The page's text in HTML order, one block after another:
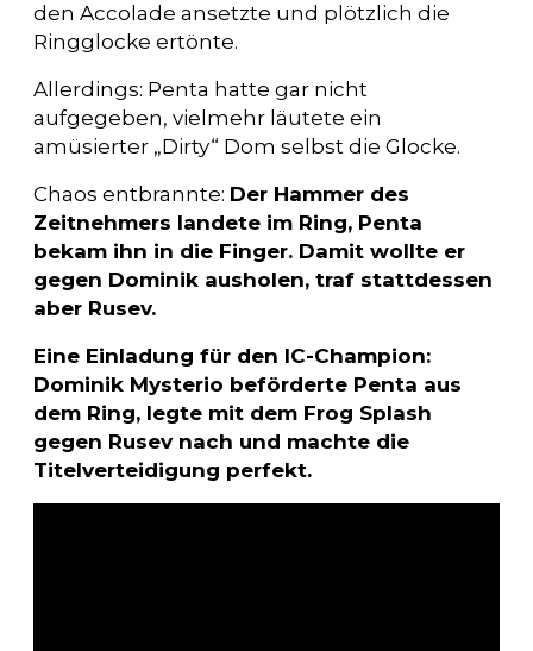
den Accolade ansetzte und plötzlich die
Ringglocke ertönte.
Allerdings: Penta hatte gar nicht
aufgegeben, vielmehr läutete ein
amüsierter „Dirty“ Dom selbst die Glocke.
Chaos entbrannte: Der Hammer des
Zeitnehmers landete im Ring, Penta
bekam ihn in die Finger. Damit wollte er
gegen Dominik ausholen, traf stattdessen
aber Rusev.
Eine Einladung für den IC-Champion:
Dominik Mysterio beförderte Penta aus
dem Ring, legte mit dem Frog Splash
gegen Rusev nach und machte die
Titelverteidigung perfekt.